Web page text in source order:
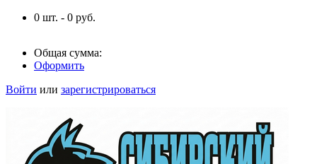
0 шт. - 0 руб.
Общая сумма:
Оформить
Войти или зарегистрироваться